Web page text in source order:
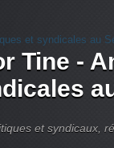
Tine -
et syndicaux,